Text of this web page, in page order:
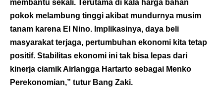
membantu sekali. Terutama di kala harga bahan
pokok melambung tinggi akibat mundurnya musim
tanam karena El Nino. Implikasinya, daya beli
masyarakat terjaga, pertumbuhan ekonomi kita tetap
positif. Stabilitas ekonomi ini tak bisa lepas dari
kinerja ciamik Airlangga Hartarto sebagai Menko
Perekonomian,” tutur Bang Zaki.